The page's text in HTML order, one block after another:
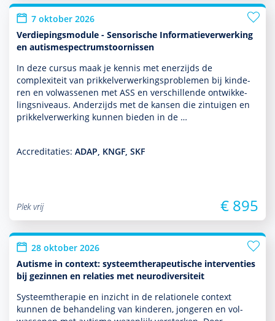
7 oktober 2026
Verdiepingsmodule - Sensorische Informatieverwerking
en autismespectrumstoornissen
In deze cursus maak je kennis met enerzijds de
complexiteit van prikkelverwerkingspro­ble­men bij kin­de­
ren en vol­was­senen met ASS en ver­schil­lende ont­wikke­
lingsniveaus. Anderzijds met de kansen die zintuigen en
prikkelverwerking kunnen bieden in de …
Accreditaties: ADAP, KNGF, SKF
Plek vrij € 895
28 oktober 2026
Autisme in context: systeemtherapeutische interventies
bij gezinnen en relaties met neurodiversiteit
Systeemthera­pie en inzicht in de rela­tio­nele context
kunnen de behan­del­ing van kin­de­ren, jongeren en vol­